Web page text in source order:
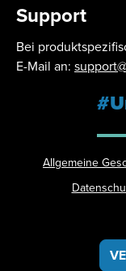
Support
Bei
E-Mail an:
Allgemeine